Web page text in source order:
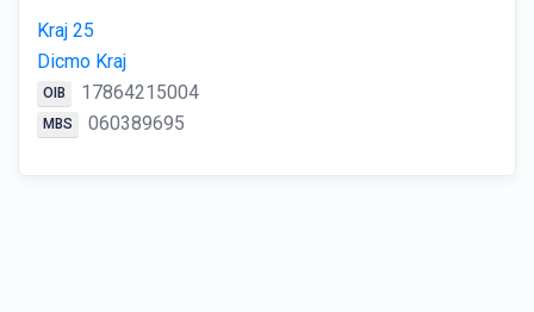
Kraj 25
Dicmo Kraj
OIB 17864215004
MBS 060389695